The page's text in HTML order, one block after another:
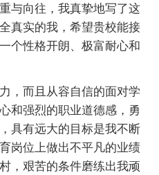
与向往，我真挚地写了这
真实的我，希望贵校能接
个性格开朗、极富耐心和
，而且从容自信的面对学
和强烈的职业道德感，勇
具有远大的目标是我不断
岗位上做出不平凡的业绩
，艰苦的条件磨练出我顽